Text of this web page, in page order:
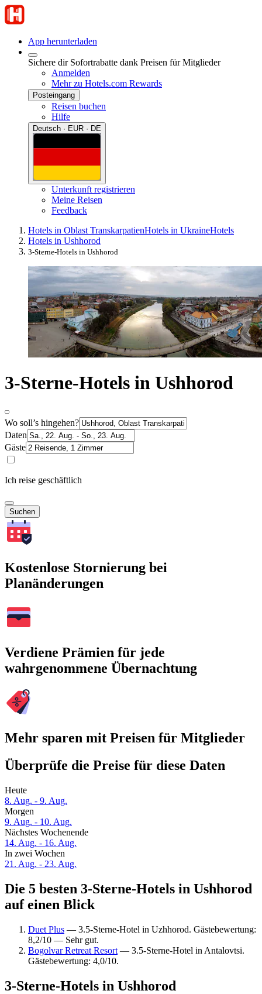
App herunterladen
Sichere dir Sofortrabatte dank Preisen für Mitglieder
Anmelden
Mehr zu Hotels.com Rewards
Posteingang
Reisen buchen
Hilfe
Deutsch · EUR · DE
Unterkunft registrieren
Meine Reisen
Feedback
Hotels in Oblast TranskarpatienHotels in UkraineHotels
Hotels in Ushhorod
3-Sterne-Hotels in Ushhorod
3-Sterne-Hotels in Ushhorod
Wo soll’s hingehen?
Daten
Gäste
Ich reise geschäftlich
Suchen
Kostenlose Stornierung bei
Planänderungen
Verdiene Prämien für jede
wahrgenommene Übernachtung
Mehr sparen mit Preisen für Mitglieder
Überprüfe die Preise für diese Daten
Heute
8. Aug. - 9. Aug.
Morgen
9. Aug. - 10. Aug.
Nächstes Wochenende
14. Aug. - 16. Aug.
In zwei Wochen
21. Aug. - 23. Aug.
Die 5 besten 3-Sterne-Hotels in Ushhorod
auf einen Blick
Duet Plus — 3.5-Sterne-Hotel in Uzhhorod. Gästebewertung:
8,2/10 — Sehr gut.
Bogolvar Retreat Resort — 3.5-Sterne-Hotel in Antalovtsi.
Gästebewertung: 4,0/10.
3-Sterne-Hotels in Ushhorod